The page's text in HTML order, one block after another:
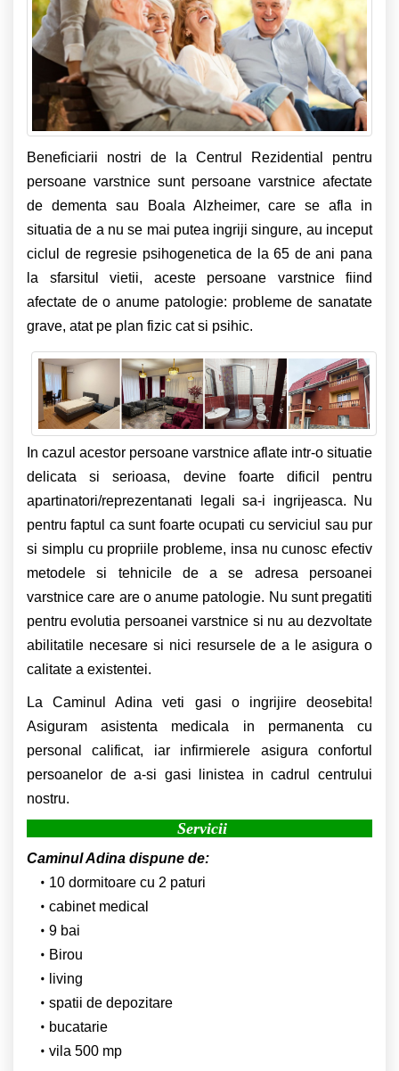
Beneficiarii nostri de la Centrul Rezidential pentru
persoane varstnice sunt persoane varstnice afectate
de dementa sau Boala Alzheimer, care se afla in
situatia de a nu se mai putea ingriji singure, au inceput
ciclul de regresie psihogenetica de la 65 de ani pana
la sfarsitul vietii, aceste persoane varstnice fiind
afectate de o anume patologie: probleme de sanatate
grave, atat pe plan fizic cat si psihic.
In cazul acestor persoane varstnice aflate intr-o situatie
delicata si serioasa, devine foarte dificil pentru
apartinatori/reprezentanati legali sa-i ingrijeasca. Nu
pentru faptul ca sunt foarte ocupati cu serviciul sau pur
si simplu cu propriile probleme, insa nu cunosc efectiv
metodele si tehnicile de a se adresa persoanei
varstnice care are o anume patologie. Nu sunt pregatiti
pentru evolutia persoanei varstnice si nu au dezvoltate
abilitatile necesare si nici resursele de a le asigura o
calitate a existentei.
La Caminul Adina veti gasi o ingrijire deosebita!
Asiguram asistenta medicala in permanenta cu
personal calificat, iar infirmierele asigura confortul
persoanelor de a-si gasi linistea in cadrul centrului
nostru.
Servicii
Caminul Adina dispune de:
10 dormitoare cu 2 paturi
cabinet medical
9 bai
Birou
living
spatii de depozitare
bucatarie
vila 500 mp